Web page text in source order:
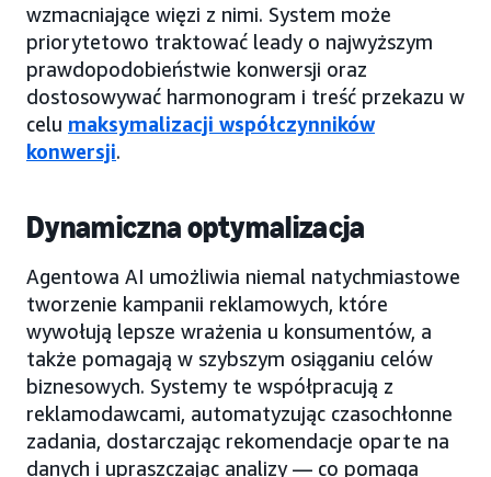
wzmacniające więzi z nimi. System może
priorytetowo traktować leady o najwyższym
prawdopodobieństwie konwersji oraz
dostosowywać harmonogram i treść przekazu w
celu maksymalizacji współczynników
konwersji.
Dynamiczna optymalizacja
Agentowa AI umożliwia niemal natychmiastowe
tworzenie kampanii reklamowych, które
wywołują lepsze wrażenia u konsumentów, a
także pomagają w szybszym osiąganiu celów
biznesowych. Systemy te współpracują z
reklamodawcami, automatyzując czasochłonne
zadania, dostarczając rekomendacje oparte na
danych i upraszczając analizy — co pomaga